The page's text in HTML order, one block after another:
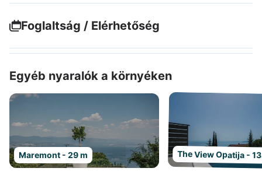
Foglaltság / Elérhetőség
Egyéb nyaralók a környéken
Maremont - 29 m The View Opatija -